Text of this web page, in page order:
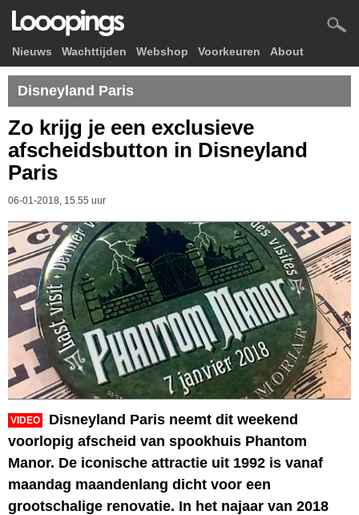
Nieuws Wachttijden Webshop Voorkeuren About
Disneyland Paris
Zo krijg je een exclusieve
afscheidsbutton in Disneyland
Paris
06-01-2018, 15.55 uur
VIDEO
Disneyland Paris neemt dit weekend
voorlopig afscheid van spookhuis Phantom
Manor. De iconische attractie uit 1992 is vanaf
maandag maandenlang dicht voor een
grootschalige renovatie. In het najaar van 2018